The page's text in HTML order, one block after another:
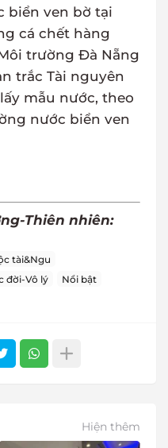
biển ven bờ tại
cá chết hàng
trường Đà Nẵng
trắc Tài nguyên
mẫu nước, theo
nước biển ven
Thiên nhiên:
tài&Ngu
đời-Vô lý
Nổi bật
Hiện thêm